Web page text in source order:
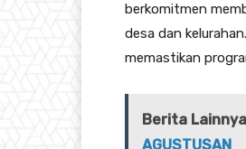
berkomitmen
desa dan
memastikan
Berita Lainnya
AGUSTUSAN